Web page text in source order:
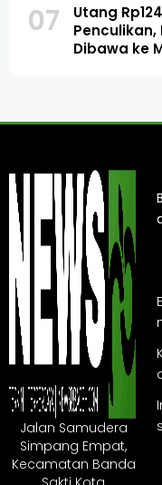
07
Utang
Penculikan,
Dibawa ke
Jalan Samudera
Simpang Empat,
Kecamatan Banda